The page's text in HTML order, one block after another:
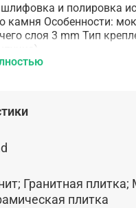
и полировка
камня Особенности:
слоя 3 mm Тип
Гранитная
плитка